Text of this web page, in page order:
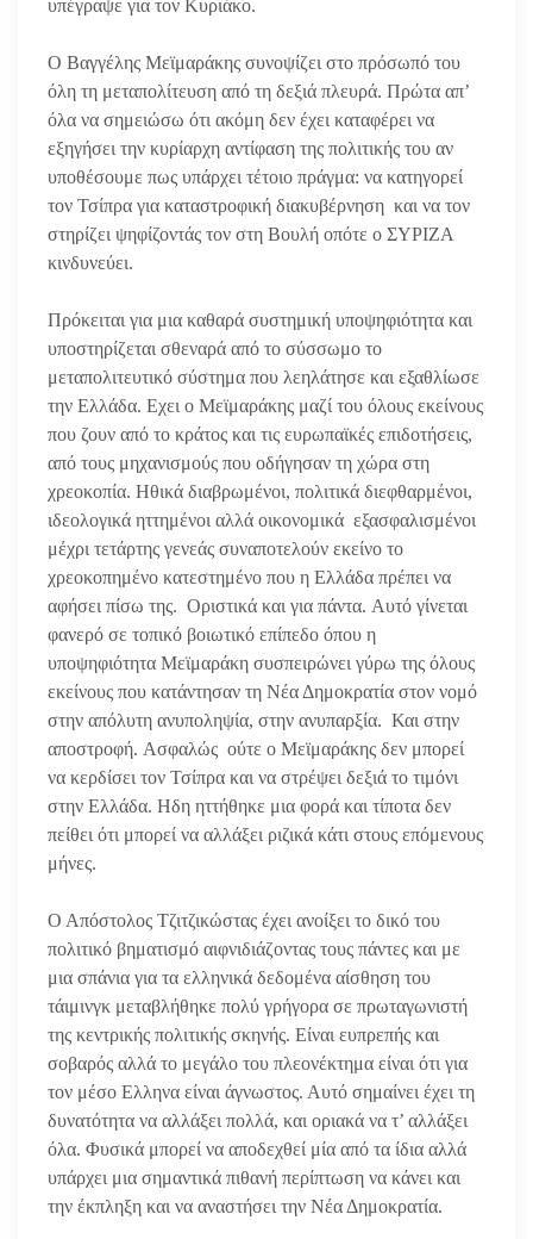
υπέγραψε για τον Κυριάκο.
Ο Βαγγέλης Μεϊμαράκης συνοψίζει στο πρόσωπό του
όλη τη μεταπολίτευση από τη δεξιά πλευρά. Πρώτα απ’
όλα να σημειώσω ότι ακόμη δεν έχει καταφέρει να
εξηγήσει την κυρίαρχη αντίφαση της πολιτικής του αν
υποθέσουμε πως υπάρχει τέτοιο πράγμα: να κατηγορεί
τον Τσίπρα για καταστροφική διακυβέρνηση και να τον
στηρίζει ψηφίζοντάς τον στη Βουλή οπότε ο ΣΥΡΙΖΑ
κινδυνεύει.
Πρόκειται για μια καθαρά συστημική υποψηφιότητα και
υποστηρίζεται σθεναρά από το σύσσωμο το
μεταπολιτευτικό σύστημα που λεηλάτησε και εξαθλίωσε
την Ελλάδα. Εχει ο Μεϊμαράκης μαζί του όλους εκείνους
που ζουν από το κράτος και τις ευρωπαϊκές επιδοτήσεις,
από τους μηχανισμούς που οδήγησαν τη χώρα στη
χρεοκοπία. Ηθικά διαβρωμένοι, πολιτικά διεφθαρμένοι,
ιδεολογικά ηττημένοι αλλά οικονομικά εξασφαλισμένοι
μέχρι τετάρτης γενεάς συναποτελούν εκείνο το
χρεοκοπημένο κατεστημένο που η Ελλάδα πρέπει να
αφήσει πίσω της. Οριστικά και για πάντα. Αυτό γίνεται
φανερό σε τοπικό βοιωτικό επίπεδο όπου η
υποψηφιότητα Μεϊμαράκη συσπειρώνει γύρω της όλους
εκείνους που κατάντησαν τη Νέα Δημοκρατία στον νομό
στην απόλυτη ανυποληψία, στην ανυπαρξία. Και στην
αποστροφή. Ασφαλώς ούτε ο Μεϊμαράκης δεν μπορεί
να κερδίσει τον Τσίπρα και να στρέψει δεξιά το τιμόνι
στην Eλλάδα. Ηδη ηττήθηκε μια φορά και τίποτα δεν
πείθει ότι μπορεί να αλλάξει ριζικά κάτι στους επόμενους
μήνες.
Ο Απόστολος Τζιτζικώστας έχει ανοίξει το δικό του
πολιτικό βηματισμό αιφνιδιάζoντας τους πάντες και με
μια σπάνια για τα ελληνικά δεδομένα αίσθηση του
τάιμινγκ μεταβλήθηκε πολύ γρήγορα σε πρωταγωνιστή
της κεντρικής πολιτικής σκηνής. Είναι ευπρεπής και
σοβαρός αλλά το μεγάλο του πλεονέκτημα είναι ότι για
τον μέσο Ελληνα είναι άγνωστος. Αυτό σημαίνει έχει τη
δυνατότητα να αλλάξει πολλά, και οριακά να τ’ αλλάξει
όλα. Φυσικά μπορεί να αποδεχθεί μία από τα ίδια αλλά
υπάρχει μια σημαντικά πιθανή περίπτωση να κάνει και
την έκπληξη και να αναστήσει την Νέα Δημοκρατία.